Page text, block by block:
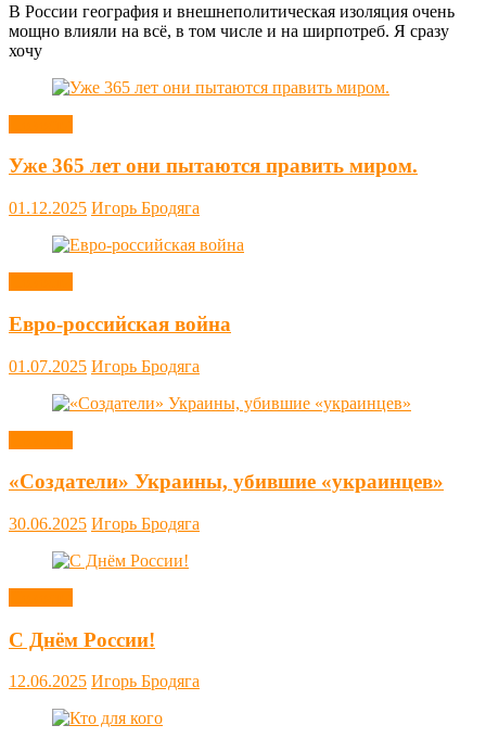
В России география и внешнеполитическая изоляция очень
мощно влияли на всё, в том числе и на ширпотреб. Я сразу
хочу
Уже 365 лет они пытаются править миром.
01.12.2025 Игорь Бродяга
Евро-российская война
01.07.2025 Игорь Бродяга
«Создатели» Украины, убившие «украинцев»
30.06.2025 Игорь Бродяга
С Днём России!
12.06.2025 Игорь Бродяга